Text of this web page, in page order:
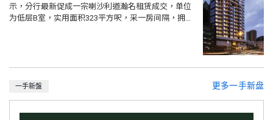
示，分行最新促成一宗喇沙利道瀚名租赁成交，单位
为低层B室，实用面积323平方呎，采一房间隔，拥开
一手新盤 更多一手新盘